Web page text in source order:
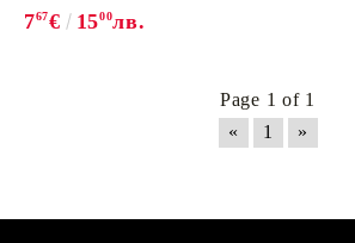
767€ 1500лв.
Page 1 of 1
«
1 »